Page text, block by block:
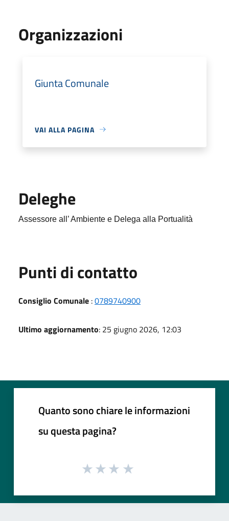
Organizzazioni
Giunta Comunale
VAI ALLA PAGINA
Deleghe
Assessore all’ Ambiente e Delega alla Portualità
Punti di contatto
Consiglio Comunale :0789740900
Ultimo aggiornamento: 25 giugno 2026, 12:03
Quanto sono chiare le informazioni
su questa pagina?